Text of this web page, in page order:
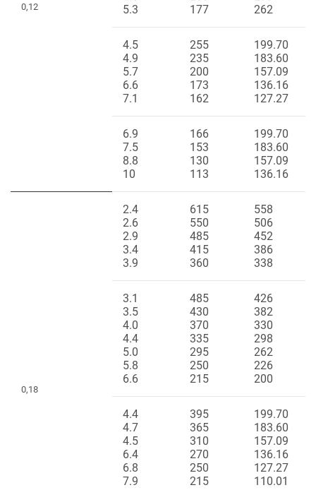
0,12
5.3
177
262
4.5
4.9
5.7
6.6
7.1
255
235
200
173
162
199.70
183.60
157.09
136.16
127.27
6.9
7.5
8.8
10
166
153
130
113
199.70
183.60
157.09
136.16
0,18
2.4
2.6
2.9
3.4
3.9
615
550
485
415
360
558
506
452
386
338
3.1
3.5
4.0
4.4
5.0
5.8
6.6
485
430
370
335
295
250
215
426
382
330
298
262
226
200
4.4
4.7
4.5
6.4
6.8
7.9
395
365
310
270
250
215
199.70
183.60
157.09
136.16
127.27
110.01